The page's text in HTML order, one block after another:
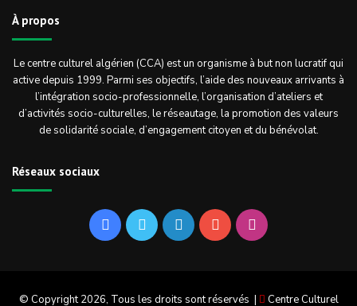
À propos
Le centre culturel algérien (CCA) est un organisme à but non lucratif qui
active depuis 1999. Parmi ses objectifs, l’aide des nouveaux arrivants à
l’intégration socio-professionnelle, l’organisation d’ateliers et
d’activités socio-culturelles, le réseautage, la promotion des valeurs
de solidarité sociale, d’engagement citoyen et du bénévolat.
Réseaux sociaux
FacebookTwitterLinkedinYouTubeInstagram
© Copyright 2026, Tous les droits sont réservés | Centre Culturel